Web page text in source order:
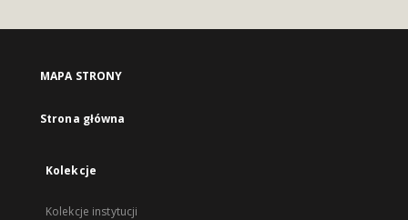
MAPA STRONY
Strona główna
Kolekcje
Kolekcje instytucji